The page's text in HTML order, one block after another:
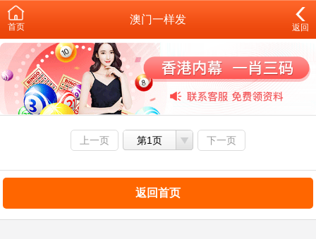
首页
澳门一样发
返回
上一页 第1页 下一页
返回首页